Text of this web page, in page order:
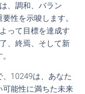
、調和、バラン
性を示唆します。
って目標を達成す
、終焉、そして新
10249は、あなた
能性に満ちた未来